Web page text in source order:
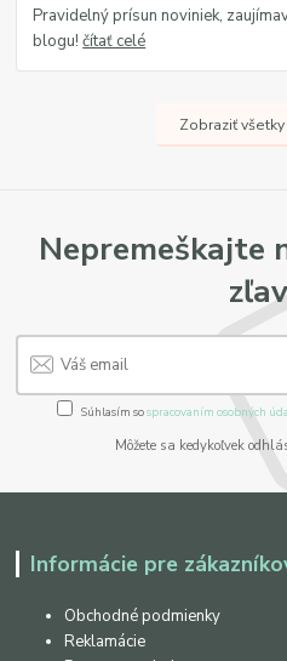
Pravidelný prísun noviniek,
blogu!čítať celé
Zobraziť
Nepremeškajte
Súhlasím sospracovaním osobných
Môžete sa kedykoľvek
Informácie pre
Obchodné podmienky
Reklamácie